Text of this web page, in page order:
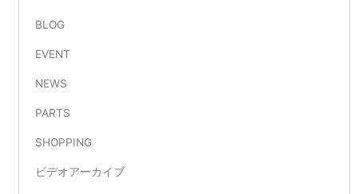
BLOG
EVENT
NEWS
PARTS
SHOPPING
ビデオアーカイブ